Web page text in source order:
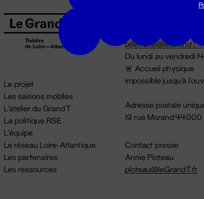
Le projet
Les saisons mobiles
L'atelier du Grand T
La politique RSE
L'équipe
Le réseau Loire-Atlantique
Les partenaires
Les ressources
billetterie@leGrandT.fr
Du lundi au vendredi
🚨 Accueil physique
impossible jusqu'à
Adresse postale
19 rue Morand 44000
Contact presse
Annie Ploteau
ploteau@leGrandT.fr